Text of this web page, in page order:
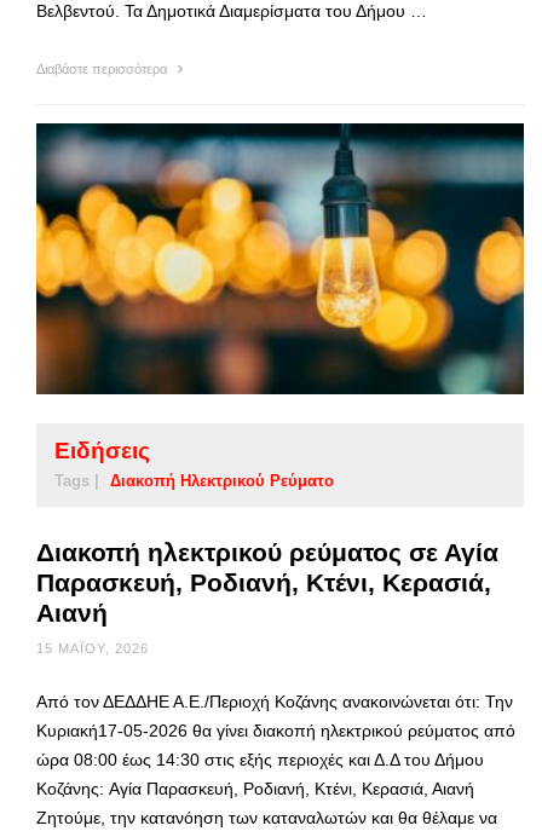
Βελβεντού. Τα Δημοτικά Διαμερίσματα του Δήμου …
Διαβάστε περισσότερα
Ειδήσεις
Tags | Διακοπή Ηλεκτρικού Ρεύματο
Διακοπή ηλεκτρικού ρεύματος σε Αγία
Παρασκευή, Ροδιανή, Κτένι, Κερασιά,
Αιανή
15 ΜΑΪ́ΟΥ, 2026
Από τον ΔΕΔΔΗΕ Α.Ε./Περιοχή Κοζάνης ανακοινώνεται ότι: Την
Κυριακή17-05-2026 θα γίνει διακοπή ηλεκτρικού ρεύματος από
ώρα 08:00 έως 14:30 στις εξής περιοχές και Δ.Δ του Δήμου
Κοζάνης: Αγία Παρασκευή, Ροδιανή, Κτένι, Κερασιά, Αιανή
Ζητούμε, την κατανόηση των καταναλωτών και θα θέλαμε να